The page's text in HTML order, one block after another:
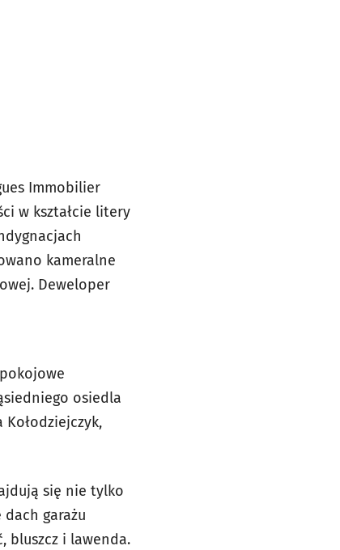
Immobilier
w kształcie litery
kameralne
Deweloper
osiedla
się nie tylko
garażu
bluszcz i lawenda.